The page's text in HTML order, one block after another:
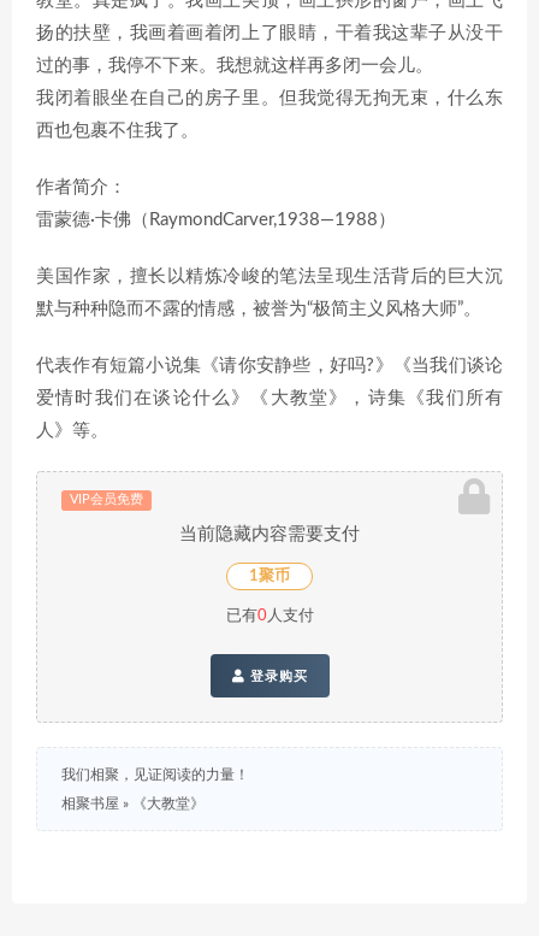
扬的扶壁，我画着画着闭上了眼睛，干着我这辈子从没干
过的事，我停不下来。我想就这样再多闭一会儿。
我闭着眼坐在自己的房子里。但我觉得无拘无束，什么东
西也包裹不住我了。
作者简介：
雷蒙德·卡佛（RaymondCarver,1938—1988）
美国作家，擅长以精炼冷峻的笔法呈现生活背后的巨大沉
默与种种隐而不露的情感，被誉为“极简主义风格大师”。
代表作有短篇小说集《请你安静些，好吗?》《当我们谈论
爱情时我们在谈论什么》《大教堂》，诗集《我们所有
人》等。
VIP会员免费
当前隐藏内容需要支付
1聚币
已有0人支付
登录购买
我们相聚，见证阅读的力量！
相聚书屋 » 《大教堂》